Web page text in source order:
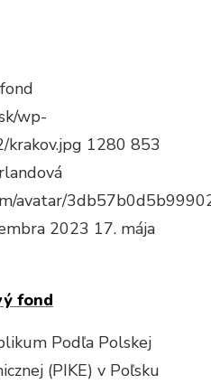
wp-
1280 853
avatar/
2023 17. mája
fond
Podľa Polskej
(PIKE) v Poľsku